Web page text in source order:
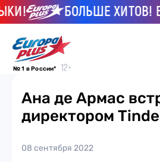
БОЛЬШЕ ХИТОВ!
№ 1 в России*
Ана де Армас
директором
08 сентября 2022